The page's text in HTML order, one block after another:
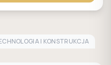
I KONSTRUKCJA